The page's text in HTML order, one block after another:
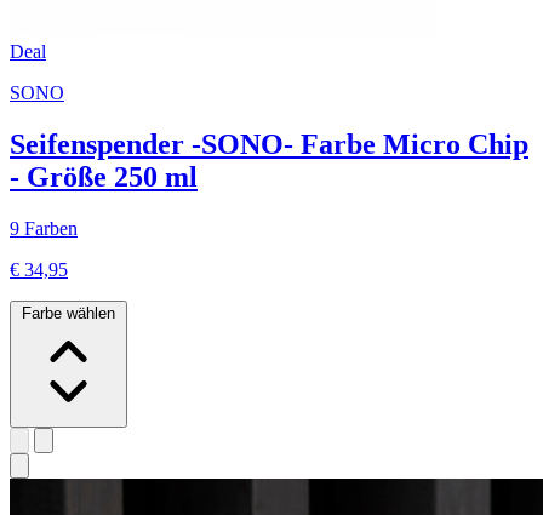
Deal
SONO
Seifenspender -SONO- Farbe Micro Chip
- Größe 250 ml
9 Farben
€ 34,95
Farbe wählen